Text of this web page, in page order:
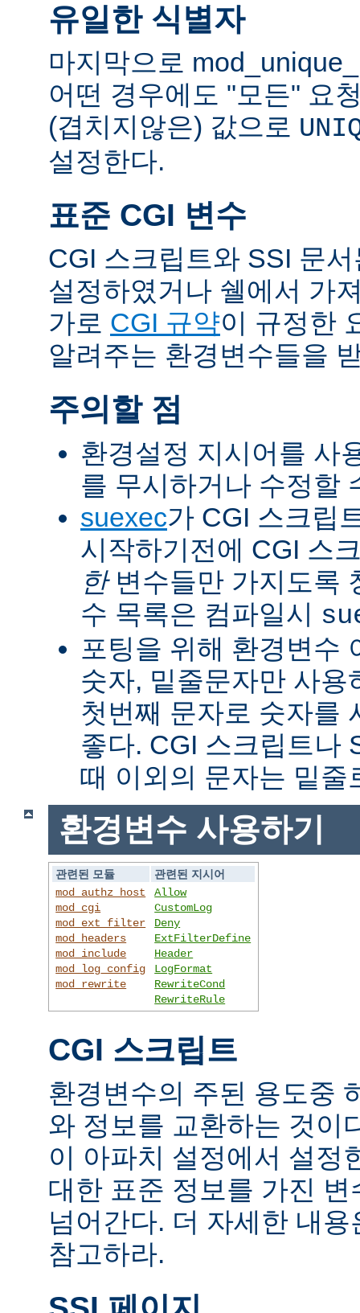
유일한 식별자
마지막으로
어떤 경우에도 "모든" 요
(겹치지않은) 값으로
설정한다.
표준 CGI 변수
CGI 스크립트와 SSI 문
설정하였거나 쉘에서 가
가로 CGI 규약이 규정한
알려주는 환경변수들을
주의할 점
환경설정 지시어를 사
를 무시하거나 수정할
suexec가 CGI 스크립
시작하기전에 CGI 스
한변수들만 가지도록
수 목록은 컴파일시
포팅을 위해 환경변수
숫자, 밑줄문자만 사용
첫번째 문자로 숫자를
좋다. CGI 스크립트나
때 이외의 문자는 밑줄
환경변수 사용하기
관련된 모듈
관련된 지시어
mod_authz_host
mod_cgi
mod_ext_filter
mod_headers
mod_include
mod_log_config
mod_rewrite
Allow
CustomLog
Deny
ExtFilterDefine
Header
LogFormat
RewriteCond
RewriteRule
CGI 스크립트
환경변수의 주된 용도중
와 정보를 교환하는 것이
이 아파치 설정에서 설정
대한 표준 정보를 가진
넘어간다. 더 자세한 내
참고하라.